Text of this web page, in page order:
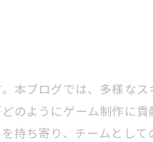
本ブログでは、多様な
ようにゲーム制作に貢
持ち寄り、チームとし